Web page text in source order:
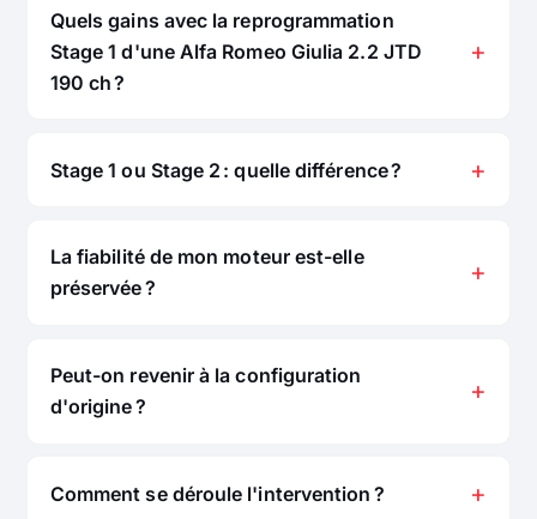
Quels gains avec la reprogrammation
Stage 1 d'une Alfa Romeo Giulia 2.2 JTD
190 ch ?
Stage 1 ou Stage 2 : quelle différence ?
La fiabilité de mon moteur est-elle
préservée ?
Peut-on revenir à la configuration
d'origine ?
Comment se déroule l'intervention ?